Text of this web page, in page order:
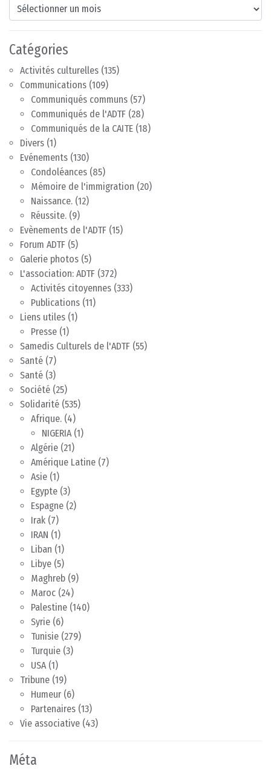
Archives
Catégories
Activités culturelles (135)
Communications (109)
Communiqués communs (57)
Communiqués de l'ADTF (28)
Communiqués de la CAITE (18)
Divers (1)
Evénements (130)
Condoléances (85)
Mémoire de l'immigration (20)
Naissance. (12)
Réussite. (9)
Evènements de l'ADTF (15)
Forum ADTF (5)
Galerie photos (5)
L'association: ADTF (372)
Activités citoyennes (333)
Publications (11)
Liens utiles (1)
Presse (1)
Samedis Culturels de l'ADTF (55)
Santé (7)
Santé (3)
Société (25)
Solidarité (535)
Afrique. (4)
NIGERIA(1)
Algérie (21)
Amérique Latine (7)
Asie (1)
Egypte (3)
Espagne (2)
Irak (7)
IRAN (1)
Liban (1)
Libye (5)
Maghreb (9)
Maroc (24)
Palestine (140)
Syrie (6)
Tunisie (279)
Turquie (3)
USA(1)
Tribune (19)
Humeur (6)
Partenaires (13)
Vie associative (43)
Méta